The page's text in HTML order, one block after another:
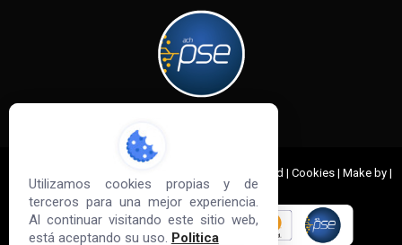
Utilizamos cookies propias y de
terceros para una mejor experiencia.
Al continuar visitando este sitio web,
está aceptando su uso. Politica
© 2022 G&J Empresas de Acero. All Rights Reserved | Cookies | Make by |
Sd3